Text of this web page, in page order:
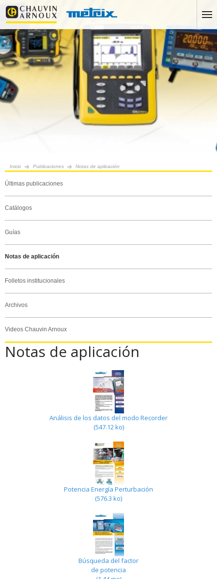
Inicio Publicaciones Notas de aplicación
Últimas publicaciones
Catálogos
Guías
Notas de aplicación
Folletos institucionales
Archivos
Videos Chauvin Arnoux
Notas de aplicación
Análisis de los datos del modo Recorder
(547.12 ko)
Potencia Energía Perturbación
(576.3 ko)
Búsqueda del factor
de potencia